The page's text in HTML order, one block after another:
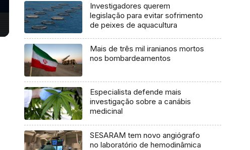
Investigadores querem
legislação para evitar sofrimento
de peixes de aquacultura
Mais de três mil iranianos mortos
nos bombardeamentos
Especialista defende mais
investigação sobre a canábis
medicinal
SESARAM tem novo angiógrafo
no laboratório de hemodinâmica